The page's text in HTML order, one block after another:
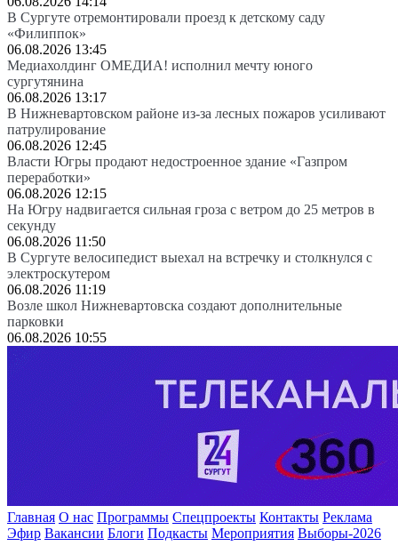
В Сургуте отремонтировали проезд к детскому саду
«Филиппок»
06.08.2026 13:45
Медиахолдинг ОМЕДИА! исполнил мечту юного
сургутянина
06.08.2026 13:17
В Нижневартовском районе из-за лесных пожаров усиливают
патрулирование
06.08.2026 12:45
Власти Югры продают недостроенное здание «Газпром
переработки»
06.08.2026 12:15
На Югру надвигается сильная гроза с ветром до 25 метров в
секунду
06.08.2026 11:50
В Сургуте велосипедист выехал на встречку и столкнулся с
электроскутером
06.08.2026 11:19
Возле школ Нижневартовска создают дополнительные
парковки
06.08.2026 10:55
Главная О нас Программы Спецпроекты Контакты Реклама
Эфир Вакансии Блоги Подкасты Мероприятия Выборы-2026